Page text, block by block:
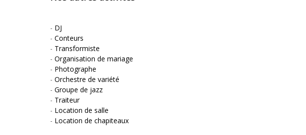
- DJ
- Conteurs
- Transformiste
- Organisation de mariage
- Photographe
- Orchestre de variété
- Groupe de jazz
- Traiteur
- Location de salle
- Location de chapiteaux